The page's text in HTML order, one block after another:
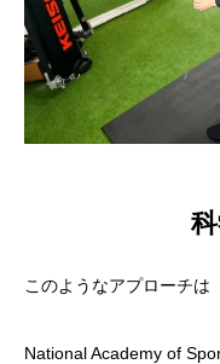
このようなアプローチは
National Academy of